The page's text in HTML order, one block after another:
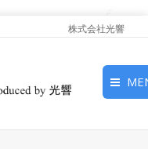
株式会社光響